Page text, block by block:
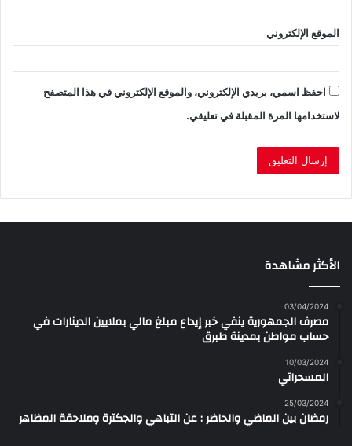
الموقع الإلكتروني
احفظ اسمي، بريدي الإلكتروني، والموقع الإلكتروني في هذا المتصفح
لاستخدامها المرة المقبلة في تعليقي.
الأكثر مشاهدة
03/04/2024
مصرف الجمهورية ينفي خبر إيداع مبلغ مالي بملايين الدينارات في
حساب مواطن بمدينة طبرق
10/03/2024
المسحراتي
25/03/2024
رمضان بين الماضي والحاضر : عن التباهي والجكترة وملاحقة المظاهر